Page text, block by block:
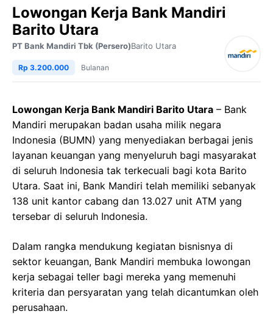
Lowongan Kerja Bank Mandiri
Barito Utara
PT Bank Mandiri Tbk (Persero)Barito Utara
Rp 3.200.000 Bulanan
Lowongan Kerja Bank Mandiri Barito Utara – Bank
Mandiri merupakan badan usaha milik negara
Indonesia (BUMN) yang menyediakan berbagai jenis
layanan keuangan yang menyeluruh bagi masyarakat
di seluruh Indonesia tak terkecuali bagi kota Barito
Utara. Saat ini, Bank Mandiri telah memiliki sebanyak
138 unit kantor cabang dan 13.027 unit ATM yang
tersebar di seluruh Indonesia.
Dalam rangka mendukung kegiatan bisnisnya di
sektor keuangan, Bank Mandiri membuka lowongan
kerja sebagai teller bagi mereka yang memenuhi
kriteria dan persyaratan yang telah dicantumkan oleh
perusahaan.